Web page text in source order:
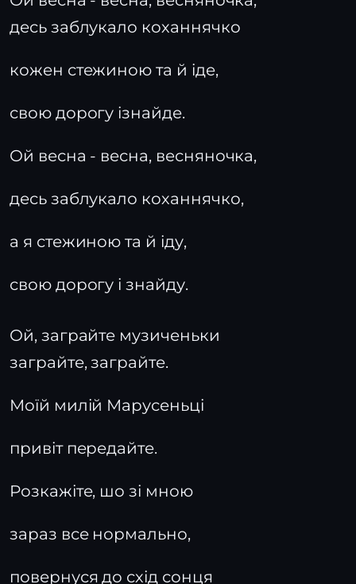
десь заблукало коханнячко
кожен стежиною та й іде,
свою дорогу ізнайде.
Ой весна - весна, весняночка,
десь заблукало коханнячко,
а я стежиною та й іду,
свою дорогу і знайду.
Ой, заграйте музиченьки
заграйте, заграйте.
Моїй милій Марусеньці
привіт передайте.
Розкажіте, шо зі мною
зараз все нормально,
повернуся до схід сонця